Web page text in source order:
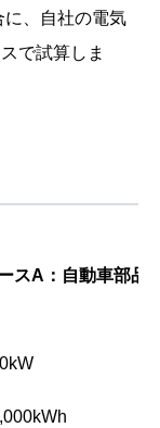
、自社の電気
で試算しま
スA：自動車部品